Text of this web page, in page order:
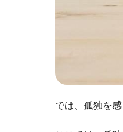
では、孤独を